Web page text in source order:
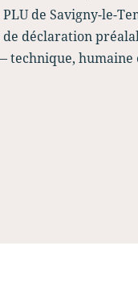
de Savigny-le-
déclaration
technique,